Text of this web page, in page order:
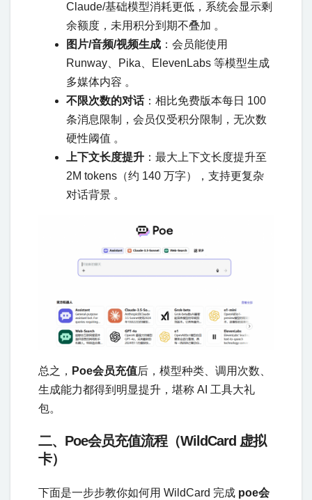
Claude/基础模型消耗更低，系统会显示剩
余额度，未用积分到期不叠加 。
图片/音频/视频生成 ：会员能使用
Runway、Pika、ElevenLabs 等模型生成
多媒体内容 。
不限次数的对话：相比免费版本每日 100
条消息限制，会员仅受积分限制，无次数
硬性阈值 。
上下文长度提升 ：最大上下文长度提升至
2M tokens（约 140 万字），支持更复杂
对话背景 。
总之， Poe会员充值后，模型种类、调用次数、
生成能力都得到明显提升，堪称 AI 工具大礼
包。
二、Poe会员充值流程（WildCard 虚拟
卡）
下面是一步步教你如何用 WildCard 完成 poe会